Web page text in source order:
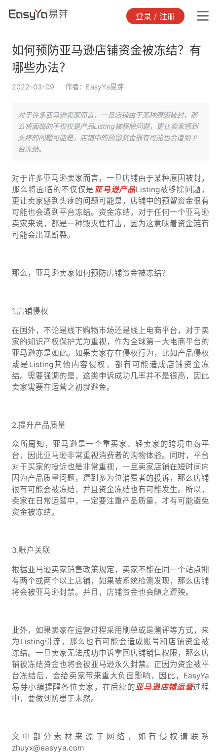
登录 / 注册
如何预防亚马逊店铺资金被冻结？有
哪些办法？
2022-03-09 作者：EasyYa易芽
对于许多亚马逊卖家而言，一旦店铺由于某种原因被封，那
么将面临的不仅仅是产品Listing被移除问题，更让卖家感到
头疼的问题可能是，店铺中的预留资金很有可能也会遭到平
台冻结。
对于许多亚马逊卖家而言，一旦店铺由于某种原因被封，
那么将面临的不仅仅是亚马逊产品Listing被移除问题，
更让卖家感到头疼的问题可能是，店铺中的预留资金很有
可能也会遭到平台冻结。资金冻结，对于任何一个亚马逊
卖家来说，都是一种毁灭性打击，因为这意味着资金链有
可能会出现断裂。
那么，亚马逊卖家如何预防店铺资金被冻结？
1.店铺侵权
在国外，不论是线下购物市场还是线上电商平台，对于卖
家的知识产权保护尤为重视，作为全球第一大电商平台的
亚马逊亦是如此。如果卖家存在侵权行为，比如产品侵权
或是Listing其他内容侵权，都有可能造成店铺资金冻
结。需要强调的是，这类申诉成功几率并不是很高，因此
卖家需要在运营之初就避免。
2.提升产品质量
众所周知，亚马逊是一个重买家、轻卖家的跨境电商平
台，因此亚马逊非常重视消费者的购物体验。同时，平台
对于买家的投诉也是非常重视，一旦卖家店铺在短时间内
因为产品质量问题，遭到多为位消费者的投诉，那么店铺
很有可能会被冻结，并且资金冻结也有可能发生。所以，
卖家在日常运营中，一定要注重产品质量，才有可能避免
资金被冻结。
3.账户关联
根据亚马逊卖家销售政策规定，卖家不能在同一个站点拥
有两个或两个以上店铺，如果被系统检测发现，那么店铺
将会被亚马逊封禁。并且，店铺资金也会随之遭殃。
此外，如果卖家在运营过程采用刷单或是测评等方式，来
为Listing引流，那么也有可能会造成账号和店铺资金被
冻结。一旦卖家无法成功申诉拿回店铺销售权限，那么店
铺被冻结资金也将会被亚马逊永久封禁。正因为资金被平
台冻结后，会给卖家带来重大负面影响，因此，EasyYa
易芽小编提醒各位卖家，在后续的亚马逊店铺运营过程
中，要做到防患于未然。
文中部分素材来源于网络，如有侵权请联系
zhuyx@easyya.com